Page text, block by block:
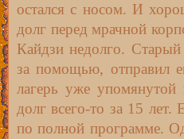
9 серия
10 серия
11 серия
12 серия
13 серия
14 серия
остался с носом. И
долг перед мрачной
Кайдзи недолго.
за помощью, отправил
лагерь уже упомянутой
долг всего-то за 15
по полной программе.